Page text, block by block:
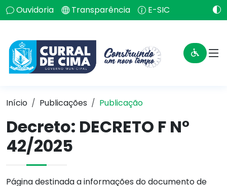
Ouvidoria Transparência E-SIC
Início Publicações Publicação
Decreto: DECRETO F N°
42/2025
Página destinada a informações do documento de